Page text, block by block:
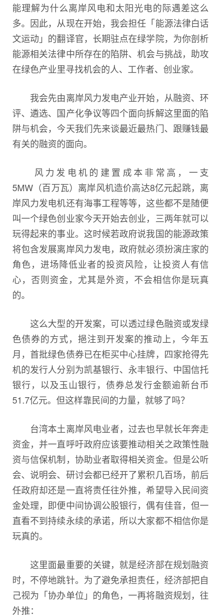
能理解为什么离岸风电和太阳光电的际遇差这么
多。因此，从现在开始，我会担任「能源法律白话
文运动」的翻译官，长期驻点在绿学院，为你剖析
能源相关法律中所存在的陷阱、机会与挑战，助攻
在绿色产业里寻找机会的人、工作者、创业家。
我会先由离岸风力发电产业开始，从融资、环
评、遴选、国产化争议等四个面向拆解这里面的陷
阱与机会，今天我们先来谈最近最热门、跟赚钱最
有关的融资的面向。
风力发电机的建置成本非常高，一支
5MW（百万瓦）离岸风机造价高达8亿元起跳，离
岸风力发电机还有海事工程等等，这些都不是随便
叫一个绿色创业家今天开始去创业，三两年就可以
玩得起来的事业。这时候若政府说我国的能源政策
将包含发展离岸风力发电，政府就必须扮演庄家的
角色，进场降低业者的投资风险，让投资人有信
心，否则资金，尤其是外资，不会相信你是玩真
的。
这么大型的开发案，可以透过绿色融资或发绿
色债券的方式，挹注到开发案的推动上，今年五
月，首批绿色债券已在柜买中心挂牌，四家抢得先
机的发行人分别为凯基银行、永丰银行、中国信托
银行，以及玉山银行，债券总发行金额逾新台币
51.7亿元。但这样靠民间的力量，就够了吗？
台湾本土离岸风电业者，过去也早就长年奔走
资金，并一直呼吁政府应该要推动相关之政策性融
资与信保机制，协助业者取得相关资金。但是公听
会、说明会、研讨会都已经开了累积几百场，前后
任政府却还是一直将责任往外推，希望导入民间资
金处理，即便中间协调公股银行，偶有佳音，但一
直看不到持续永续的承诺，所以大家都不相信你是
玩真的。
这里面最重要的关键，就是经济部在规划融资
时，不停地跳针。为了避免承担责任，经济部把自
己视为「协办单位」的角色，一再将融资规划，往
外推：